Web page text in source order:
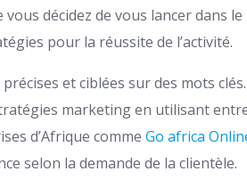
décidez de vous lancer dans le
pour la réussite de l’activité.
et ciblées sur des mots clés.
marketing en utilisant
d’Afrique commeGo africa
selon la demande de la clientèle.